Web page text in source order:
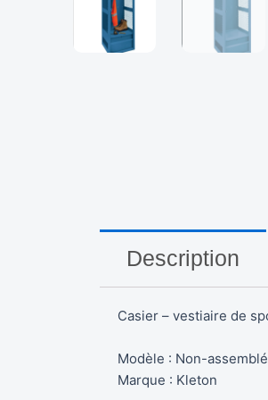
Description
Casier – vestiaire de
Modèle : Non-assemblé
Marque : Kleton